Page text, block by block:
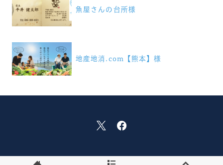
稿
ナ
ビ
ゲ
ー
魚屋さんの台所様
地産地消.com【熊本】様